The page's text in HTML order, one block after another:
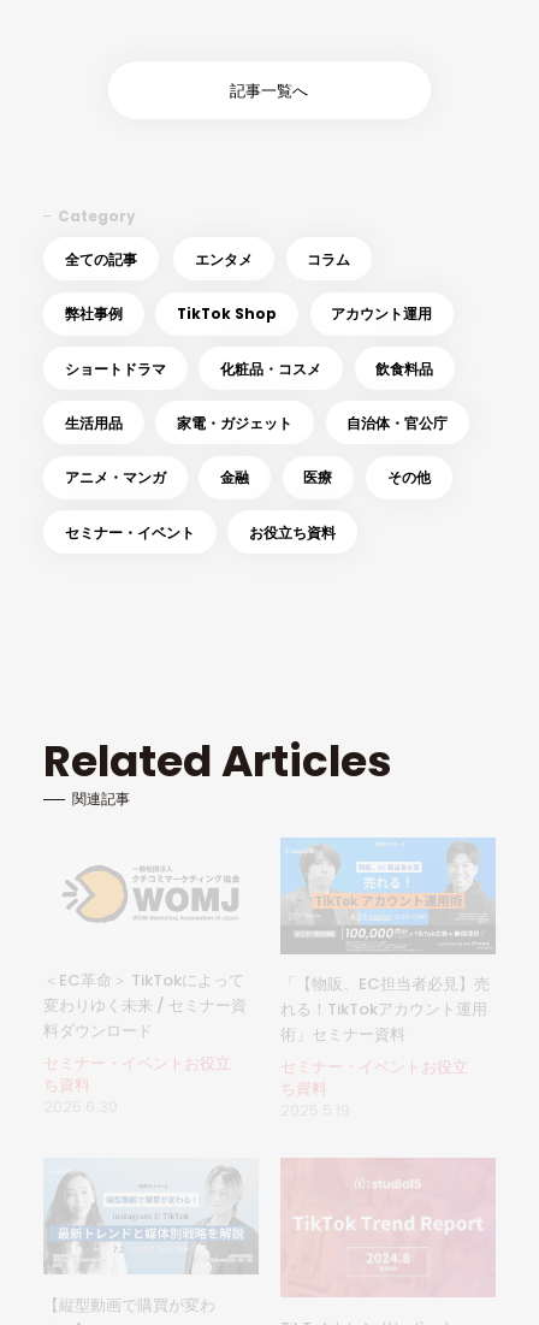
記事一覧へ
Category
全ての記事 エンタメ コラム
弊社事例 TikTok Shop アカウント運用
ショートドラマ 化粧品・コスメ 飲食料品
生活用品 家電・ガジェット 自治体・官公庁
アニメ・マンガ 金融 医療 その他
セミナー・イベント お役立ち資料
Related Articles
関連記事
＜EC革命＞ TikTokによって
変わりゆく未来 / セミナー資
料ダウンロード
セミナー・イベントお役立
ち資料
「【物販、EC担当者必見】売
れる！TikTokアカウント運用
術」セミナー資料
セミナー・イベントお役立
ち資料
【縦型動画で購買が変わ